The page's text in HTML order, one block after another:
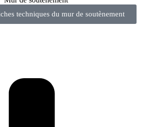
techniques du mur de soutènement